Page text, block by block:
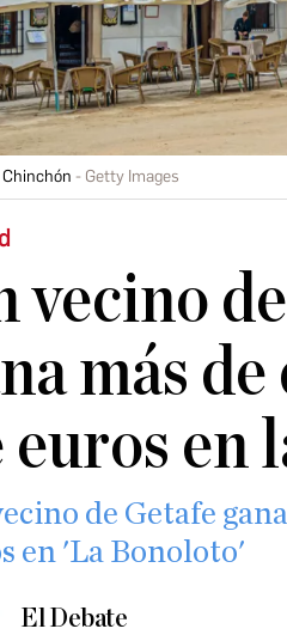
Chinchón Getty Images
vecino
más
euros en
de Getafe
en 'La Bonoloto'
El Debate